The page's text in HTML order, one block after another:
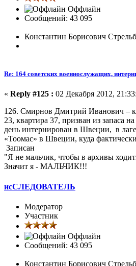
Оффлайн
Сообщений: 43 095
Константин Борисович
Re: 164 советских военнослужащих,
« Reply #125 : 02 Декабря 2012,
126. Смирнов Дмитрий Иванович –
23, квартира 37, призван из
день интернирован в Швеции, в
«Тоомас» в Швеции, куда
Записан
"Я не мальчик, чтобы в архивы
Значит я - МАЛЬЧИК!!!
исСЛЕДОВАТЕЛЬ
Модератор
Участник
Оффлайн
Сообщений: 43 095
Константин Борисович